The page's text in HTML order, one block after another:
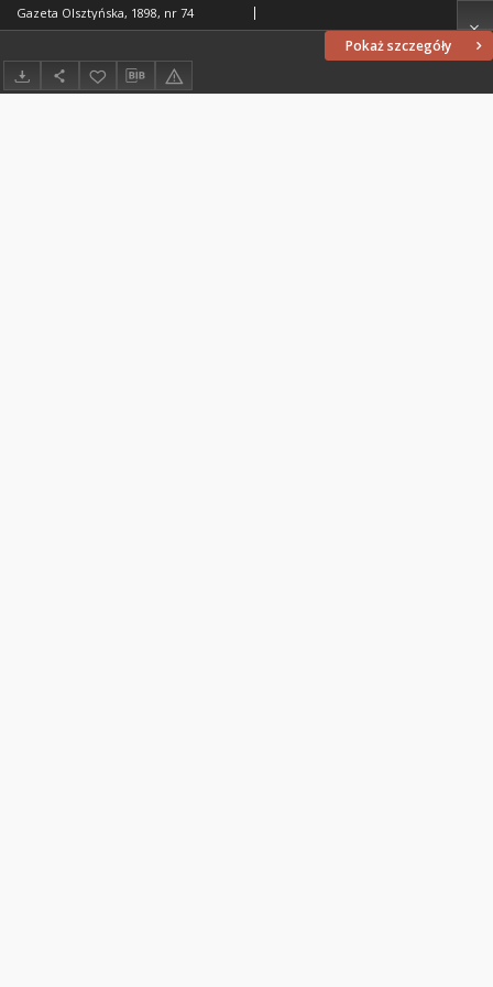
Pokaż szczegóły
Gazeta Olsztyńska, 1898, nr 74